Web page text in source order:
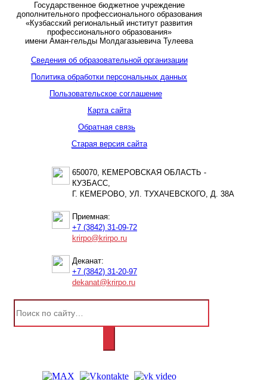
Государственное бюджетное учреждение
дополнительного профессионального образования
«Кузбасский региональный институт развития
профессионального образования»
имени Аман-гельды Молдагазыевича Тулеева
Сведения об образовательной организации
Политика обработки персональных данных
Пользовательское соглашение
Карта сайта
Обратная связь
Старая версия сайта
650070, КЕМЕРОВСКАЯ ОБЛАСТЬ -
КУЗБАСС,
Г. КЕМЕРОВО, УЛ. ТУХАЧЕВСКОГО, Д. 38А
Приемная:
+7 (3842) 31-09-72
krirpo@krirpo.ru
Деканат:
+7 (3842) 31-20-97
dekanat@krirpo.ru